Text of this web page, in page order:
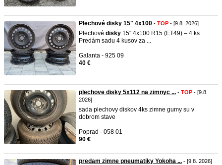
Plechové disky 15" 4x100 - TOP - [9.8. 2026]
Plechové disky 15" 4x100 R15 (ET49) – 4 ks
Predám sadu 4 kusov za ...
Galanta - 925 09
40 €
plechove disky 5x112 na zimnyc ... - TOP - [9.8.
2026]
sada plechovy diskov 4ks zimne gumy su v
dobrom stave
Poprad - 058 01
90 €
predam zimne pneumatiky Yokoha ... - [9.8. 2026]